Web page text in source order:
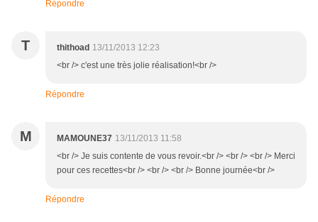
Répondre
T thithoad 13/11/2013 12:23
<br /> c'est une très jolie réalisation!<br />
Répondre
M MAMOUNE37 13/11/2013 11:58
<br /> Je suis contente de vous revoir.<br /> <br /> <br /> Merci
pour ces recettes<br /> <br /> <br /> Bonne journée<br />
Répondre